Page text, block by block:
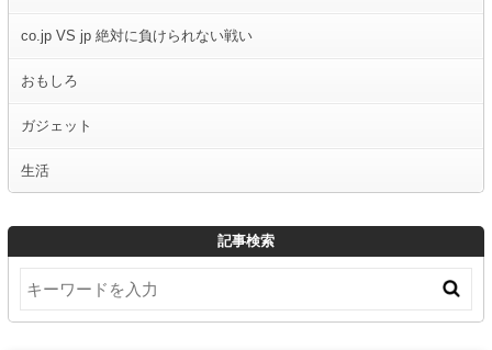
co.jp VS jp 絶対に負けられない戦い
おもしろ
ガジェット
生活
記事検索